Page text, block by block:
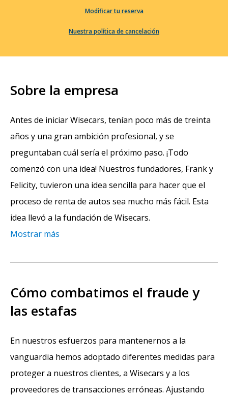
Modificar tu reserva
Nuestra política de cancelación
Sobre la empresa
Antes de iniciar Wisecars, tenían poco más de treinta
años y una gran ambición profesional, y se
preguntaban cuál sería el próximo paso. ¡Todo
comenzó con una idea! Nuestros fundadores, Frank y
Felicity, tuvieron una idea sencilla para hacer que el
proceso de renta de autos sea mucho más fácil. Esta
idea llevó a la fundación de Wisecars.
Mostrar más
Cómo combatimos el fraude y
las estafas
En nuestros esfuerzos para mantenernos a la
vanguardia hemos adoptado diferentes medidas para
proteger a nuestros clientes, a Wisecars y a los
proveedores de transacciones erróneas. Ajustando